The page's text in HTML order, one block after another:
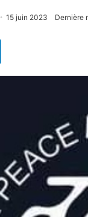
15 juin 2023 Dernière
Linkedin